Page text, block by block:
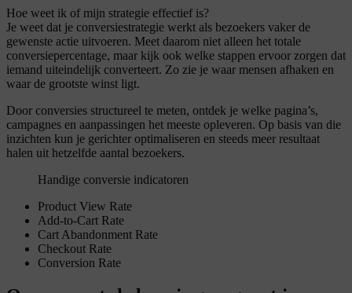
Hoe weet ik of mijn strategie effectief is?
Je weet dat je conversiestrategie werkt als bezoekers vaker de
gewenste actie uitvoeren. Meet daarom niet alleen het totale
conversiepercentage, maar kijk ook welke stappen ervoor zorgen dat
iemand uiteindelijk converteert. Zo zie je waar mensen afhaken en
waar de grootste winst ligt.
Door conversies structureel te meten, ontdek je welke pagina’s,
campagnes en aanpassingen het meeste opleveren. Op basis van die
inzichten kun je gerichter optimaliseren en steeds meer resultaat
halen uit hetzelfde aantal bezoekers.
Handige conversie indicatoren
Product View Rate
Add-to-Cart Rate
Cart Abandonment Rate
Checkout Rate
Conversion Rate